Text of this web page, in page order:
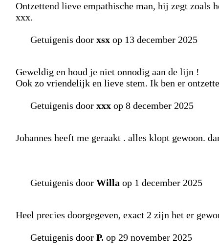
Ontzettend lieve empathische man, hij zegt zoals
xxx.
Getuigenis door xsx op 13 december 2025
Geweldig en houd je niet onnodig aan de lijn !
Ook zo vriendelijk en lieve stem. Ik ben er
Getuigenis door xxx op 8 december 2025
Johannes heeft me geraakt . alles klopt gewoon.
Getuigenis door Willa op 1 december 2025
Heel precies doorgegeven, exact 2 zijn het er
Getuigenis door P. op 29 november 2025